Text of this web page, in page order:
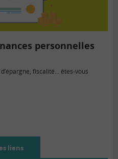
personnelles
fiscalité… êtes-vous
liens